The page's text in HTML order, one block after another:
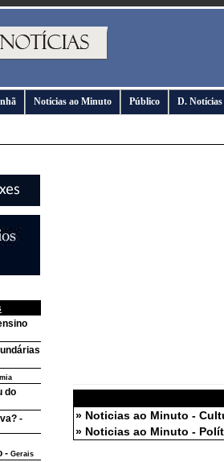
Notícias ao Minuto Público D. Notícias
do
-
- Gerais
» Noticias ao Minuto -
» Noticias ao Minuto -